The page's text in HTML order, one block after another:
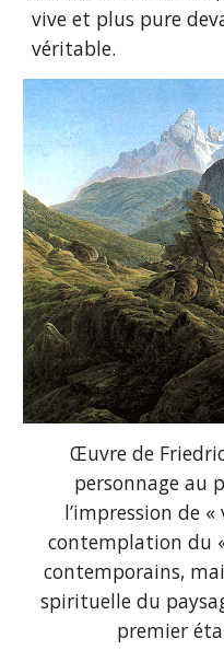
vive et plus pure
véritable.
Œuvre de
personnage au
l’impression de
contemplation du
contemporains,
spirituelle du
premier